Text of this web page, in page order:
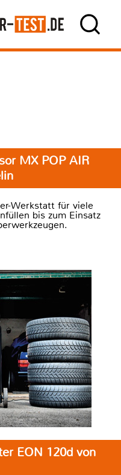
MX POP AIR
Werkstatt für viele
bis zum Einsatz
EON 120d von